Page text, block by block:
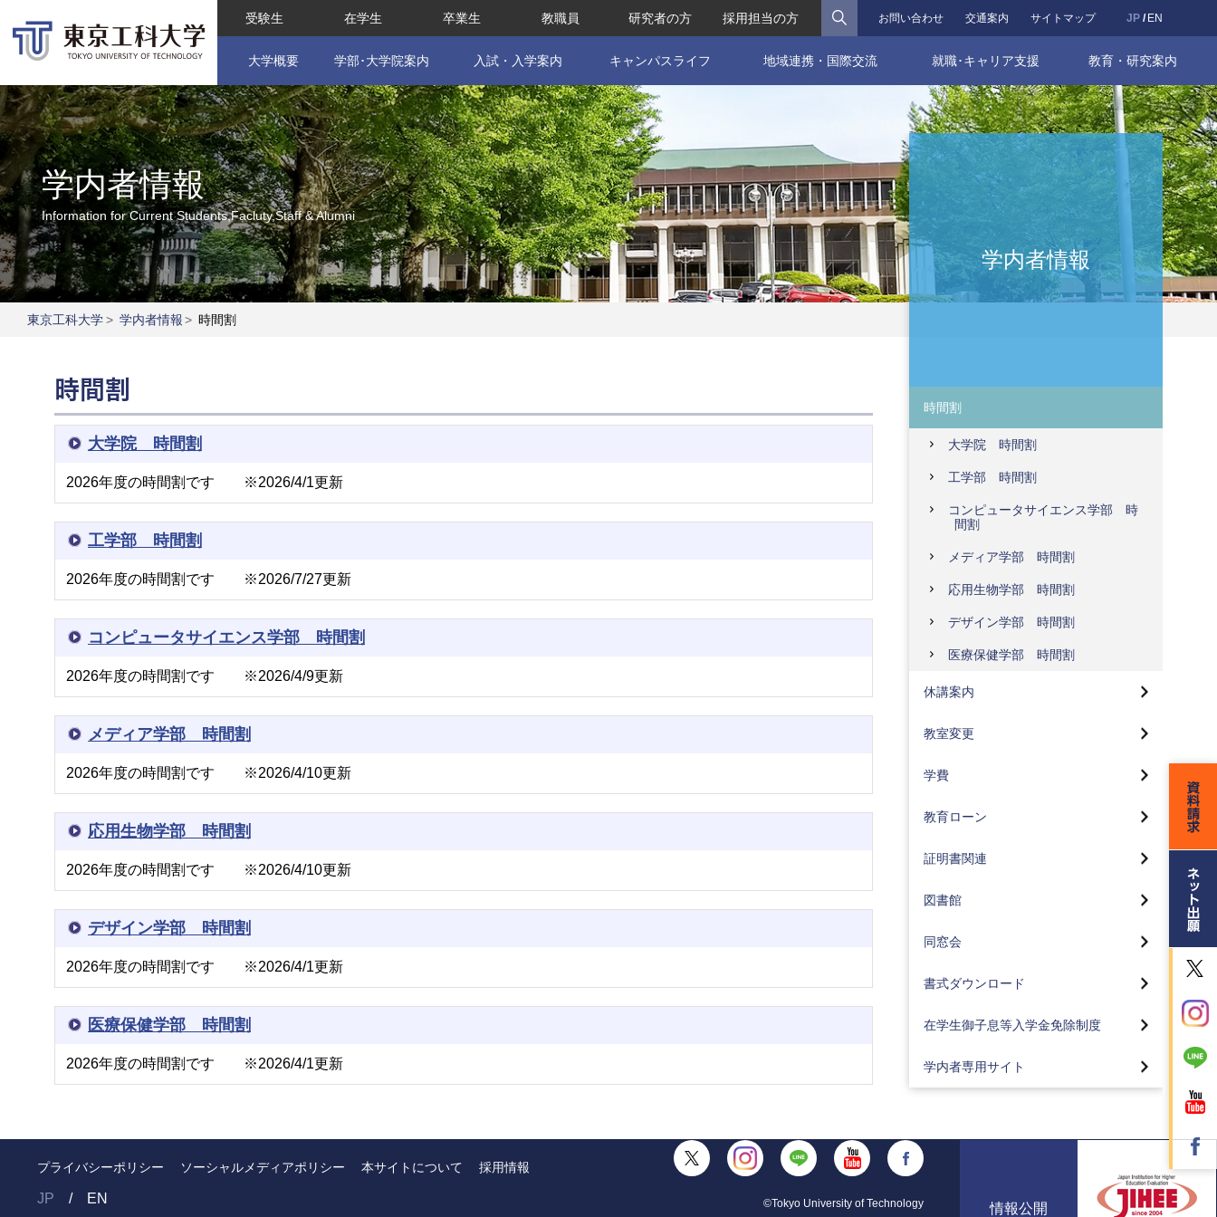
JP EN
お問い合わせ 交通案内 サイトマップ
受験生 在学生 卒業生 教職員 研究者の方 採用担当の方 検索
大学概要 学部･大学院案内 入試・入学案内 キャンパスライフ 地域連携・国際交流 就職･キャリア支援 教育・研究案内
学内者情報
Information for Current Students,Facluty,Staff & Alumni
東京工科大学> 学内者情報 > 時間割
時間割
大学院 時間割
2026年度の時間割です ※2026/4/1更新
工学部 時間割
2026年度の時間割です ※2026/7/27更新
コンピュータサイエンス学部 時間割
2026年度の時間割です ※2026/4/9更新
メディア学部 時間割
2026年度の時間割です ※2026/4/10更新
応用生物学部 時間割
2026年度の時間割です ※2026/4/10更新
デザイン学部 時間割
2026年度の時間割です ※2026/4/1更新
医療保健学部 時間割
2026年度の時間割です ※2026/4/1更新
学内者情報
時間割
大学院 時間割
工学部 時間割
コンピュータサイエンス学部 時
間割
メディア学部 時間割
応用生物学部 時間割
デザイン学部 時間割
医療保健学部 時間割
休講案内
教室変更
学費
教育ローン
証明書関連
図書館
同窓会
書式ダウンロード
在学生御子息等入学金免除制度
学内者専用サイト
情報公開
プライバシーポリシー ソーシャルメディアポリシー 本サイトについて 採用情報
JP EN ©Tokyo University of Technology